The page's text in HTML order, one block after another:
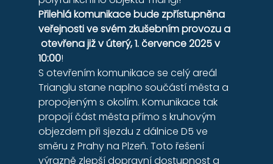
Přilehlá komunikace bude zpřístupněna
veřejnosti ve svém zkušebním provozu a
otevřena již v úterý, 1. července 2025 v
10:00!
S otevřením komunikace se celý areál
Trianglu stane naplno součástí města a
propojeným s okolím. Komunikace tak
propojí část města přímo s kruhovým
objezdem při sjezdu z dálnice D5 ve
směru z Prahy na Plzeň. Toto řešení
výrazně zlepší dopravní dostupnost a